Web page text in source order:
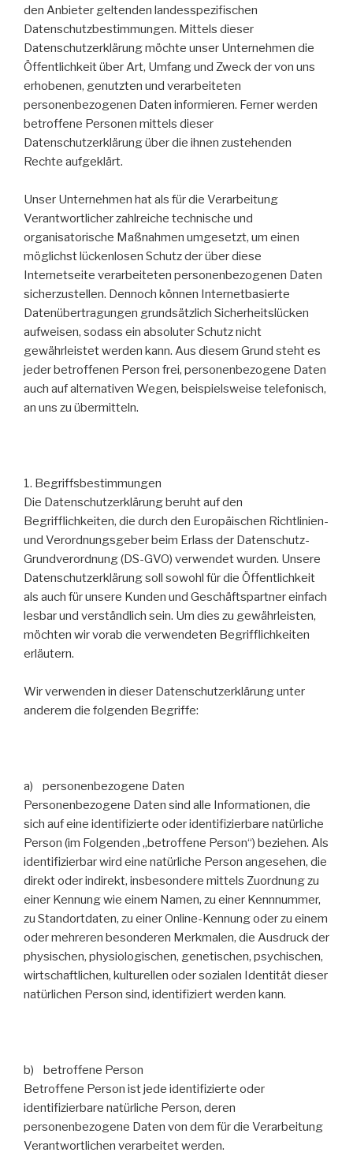
den Anbieter geltenden landesspezifischen
Datenschutzbestimmungen. Mittels dieser
Datenschutzerklärung möchte unser Unternehmen die
Öffentlichkeit über Art, Umfang und Zweck der von uns
erhobenen, genutzten und verarbeiteten
personenbezogenen Daten informieren. Ferner werden
betroffene Personen mittels dieser
Datenschutzerklärung über die ihnen zustehenden
Rechte aufgeklärt.
Unser Unternehmen hat als für die Verarbeitung
Verantwortlicher zahlreiche technische und
organisatorische Maßnahmen umgesetzt, um einen
möglichst lückenlosen Schutz der über diese
Internetseite verarbeiteten personenbezogenen Daten
sicherzustellen. Dennoch können Internetbasierte
Datenübertragungen grundsätzlich Sicherheitslücken
aufweisen, sodass ein absoluter Schutz nicht
gewährleistet werden kann. Aus diesem Grund steht es
jeder betroffenen Person frei, personenbezogene Daten
auch auf alternativen Wegen, beispielsweise telefonisch,
an uns zu übermitteln.
1. Begriffsbestimmungen
Die Datenschutzerklärung beruht auf den
Begrifflichkeiten, die durch den Europäischen Richtlinien-
und Verordnungsgeber beim Erlass der Datenschutz-
Grundverordnung (DS-GVO) verwendet wurden. Unsere
Datenschutzerklärung soll sowohl für die Öffentlichkeit
als auch für unsere Kunden und Geschäftspartner einfach
lesbar und verständlich sein. Um dies zu gewährleisten,
möchten wir vorab die verwendeten Begrifflichkeiten
erläutern.
Wir verwenden in dieser Datenschutzerklärung unter
anderem die folgenden Begriffe:
a) personenbezogene Daten
Personenbezogene Daten sind alle Informationen, die
sich auf eine identifizierte oder identifizierbare natürliche
Person (im Folgenden „betroffene Person“) beziehen. Als
identifizierbar wird eine natürliche Person angesehen, die
direkt oder indirekt, insbesondere mittels Zuordnung zu
einer Kennung wie einem Namen, zu einer Kennnummer,
zu Standortdaten, zu einer Online-Kennung oder zu einem
oder mehreren besonderen Merkmalen, die Ausdruck der
physischen, physiologischen, genetischen, psychischen,
wirtschaftlichen, kulturellen oder sozialen Identität dieser
natürlichen Person sind, identifiziert werden kann.
b) betroffene Person
Betroffene Person ist jede identifizierte oder
identifizierbare natürliche Person, deren
personenbezogene Daten von dem für die Verarbeitung
Verantwortlichen verarbeitet werden.